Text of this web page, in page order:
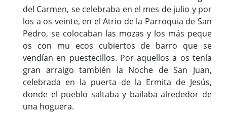
del Carmen, se celebraba en el mes de julio y por
los a os veinte, en el Atrio de la Parroquia de San
Pedro, se colocaban las mozas y los más peque
os con mu ecos cubiertos de barro que se
vendían en puestecillos. Por aquellos a os tenía
gran arraigo también la Noche de San Juan,
celebrada en la puerta de la Ermita de Jesús,
donde el pueblo saltaba y bailaba alrededor de
una hoguera.